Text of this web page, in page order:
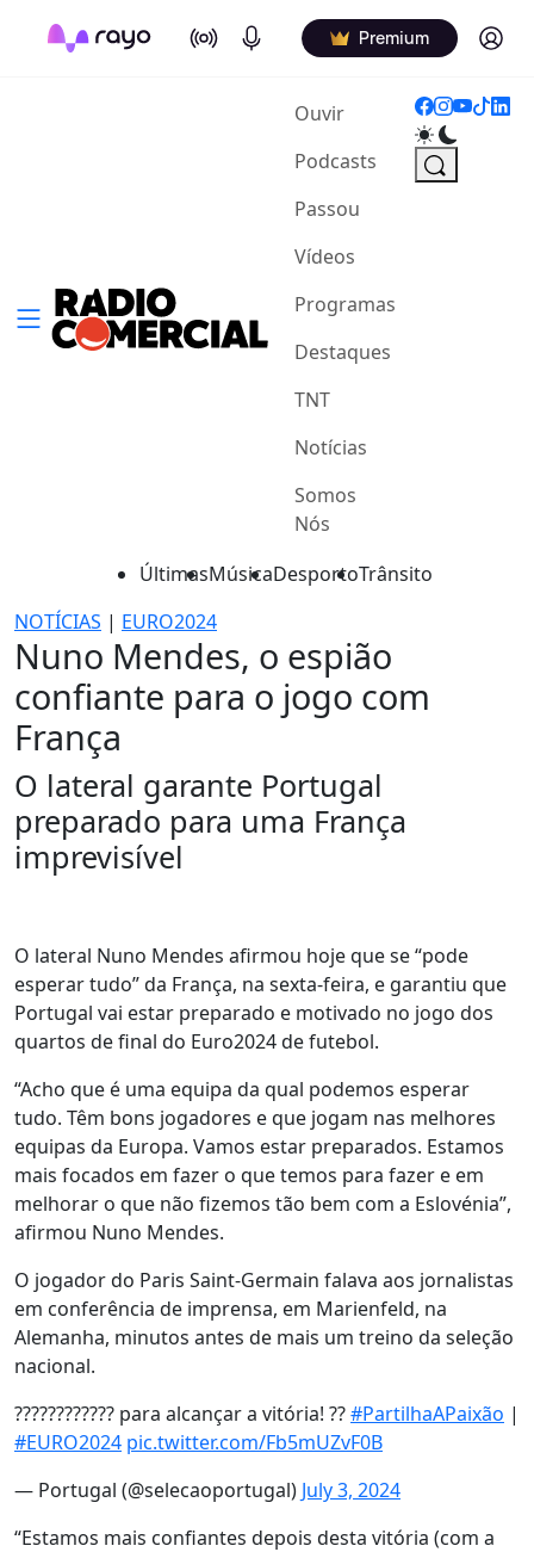
On Air Podcasts Premium Log in
Ouvir(current)
Podcasts
Passou
Vídeos
Programas
Destaques
TNT
Notícias
Somos
Nós
ÚltimasMúsicaDesportoTrânsito
NOTÍCIAS | EURO2024
Nuno Mendes, o espião
confiante para o jogo com
França
O lateral garante Portugal
preparado para uma França
imprevisível
O lateral Nuno Mendes afirmou hoje que se “pode
esperar tudo” da França, na sexta-feira, e garantiu que
Portugal vai estar preparado e motivado no jogo dos
quartos de final do Euro2024 de futebol.
“Acho que é uma equipa da qual podemos esperar
tudo. Têm bons jogadores e que jogam nas melhores
equipas da Europa. Vamos estar preparados. Estamos
mais focados em fazer o que temos para fazer e em
melhorar o que não fizemos tão bem com a Eslovénia”,
afirmou Nuno Mendes.
O jogador do Paris Saint-Germain falava aos jornalistas
em conferência de imprensa, em Marienfeld, na
Alemanha, minutos antes de mais um treino da seleção
nacional.
???????????? para alcançar a vitória! ??#PartilhaAPaixão |
#EURO2024 pic.twitter.com/Fb5mUZvF0B
— Portugal (@selecaoportugal) July 3, 2024
“Estamos mais confiantes depois desta vitória (com a